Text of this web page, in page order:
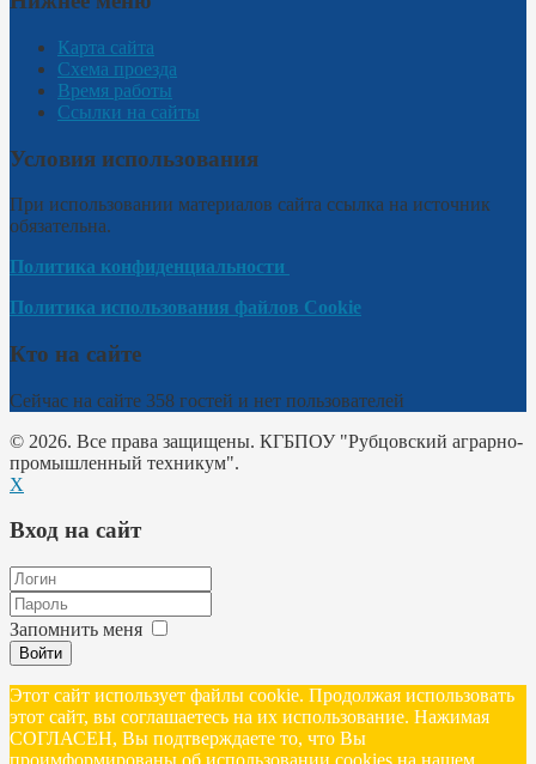
Карта сайта
Схема проезда
Время работы
Ссылки на сайты
Условия использования
При использовании материалов сайта ссылка на источник
обязательна.
Политика конфиденциальности
Политика использования файлов Cookie
Кто на сайте
Сейчас на сайте 358 гостей и нет пользователей
© 2026. Все права защищены. КГБПОУ "Рубцовский аграрно-
промышленный техникум".
X
Вход на сайт
Запомнить меня
Войти
Этот сайт использует файлы cookie. Продолжая использовать
этот сайт, вы соглашаетесь на их использование. Нажимая
СОГЛАСЕН, Вы подтверждаете то, что Вы
проимформированы об использовании cookies на нашем